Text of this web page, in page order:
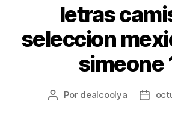
letras
seleccion
simeone
Autor
Por dealcoolya
Fecha